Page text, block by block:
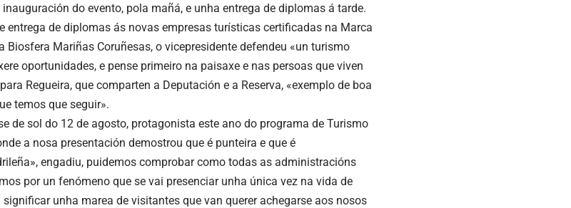
do evento, pola mañá, e unha entrega de diplomas á tarde.
entrega de diplomas ás novas empresas turísticas certificadas na Marca
Biosfera Mariñas Coruñesas, o vicepresidente defendeu «un turismo
oportunidades, e pense primeiro na paisaxe e nas persoas que viven
Regueira, que comparten a Deputación e a Reserva, «exemplo de boa
temos que seguir».
de sol do 12 de agosto, protagonista este ano do programa de Turismo
a nosa presentación demostrou que é punteira e que é
engadiu, puidemos comprobar como todas as administracións
por un fenómeno que se vai presenciar unha única vez na vida de
significar unha marea de visitantes que van querer achegarse aos nosos